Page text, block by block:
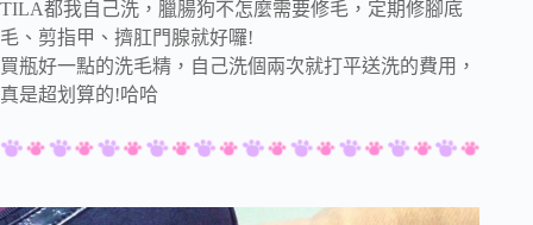
TILA都我自己洗，臘腸狗不怎麼需要修毛，定期修腳底
毛、剪指甲、擠肛門腺就好囉!
買瓶好一點的洗毛精，自己洗個兩次就打平送洗的費用，
真是超划算的!哈哈